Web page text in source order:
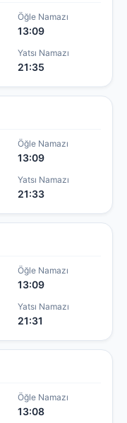
Öğle Namazı
13:09
Yatsı Namazı
21:35
Öğle Namazı
13:09
Yatsı Namazı
21:33
Öğle Namazı
13:09
Yatsı Namazı
21:31
Öğle Namazı
13:08